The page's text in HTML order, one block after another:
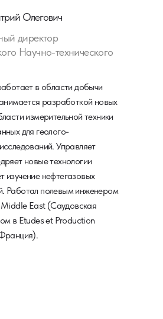
Олегович
в области добычи
разработкой новых
измерительной техники
для геолого-
Управляет
новые технологии
изучение нефтегазовых
Работал полевым инженером
East (Саудовская
в Etudes et Production
директор
Научно-технического